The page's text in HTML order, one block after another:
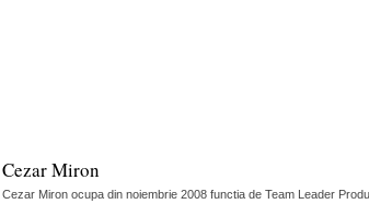
Cezar Miron
Cezar Miron ocupa din noiembrie 2008 functia de Team Leader